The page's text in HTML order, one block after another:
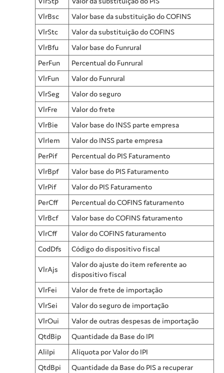
VlrBsc
Valor base da substituição do COFINS
VlrStc
Valor da substituição do COFINS
VlrBfu
Valor base do Funrural
PerFun
Percentual do Funrural
VlrFun
Valor do Funrural
VlrSeg
Valor do seguro
VlrFre
Valor do frete
VlrBie
Valor base do INSS parte empresa
VlrIem
Valor do INSS parte empresa
PerPif
Percentual do PIS Faturamento
VlrBpf
Valor base do PIS Faturamento
VlrPif
Valor do PIS Faturamento
PerCff
Percentual do COFINS faturamento
VlrBcf
Valor base do COFINS faturamento
VlrCff
Valor do COFINS faturamento
CodDfs
Código do dispositivo fiscal
VlrAjs
Valor do ajuste do item referente ao
dispositivo fiscal
VlrFei
Valor de frete de importação
VlrSei
Valor do seguro de importação
VlrOui
Valor de outras despesas de importação
QtdBip
Quantidade da Base do IPI
AliIpi
Alíquota por Valor do IPI
QtdBpi
Quantidade da Base do PIS a recuperar